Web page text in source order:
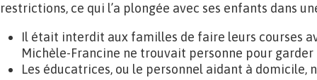
restrictions, ce qui l’a plongée avec ses enfants dans
Il était interdit aux familles de faire leurs courses
Michèle-Francine ne trouvait personne pour garder
Les éducatrices, ou le personnel aidant à domicile,